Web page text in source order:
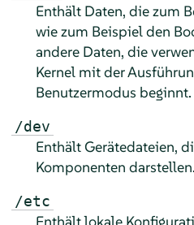
Enthält Daten, die zum
wie zum Beispiel den
andere Daten, die
Kernel mit der
Benutzermodus beginnt.
/dev
Enthält Gerätedateien,
Komponenten darstellen.
/etc
Enthält lokale